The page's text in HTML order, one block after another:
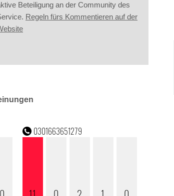
Beteiligung an der Community des
Regeln fürs Kommentieren auf der